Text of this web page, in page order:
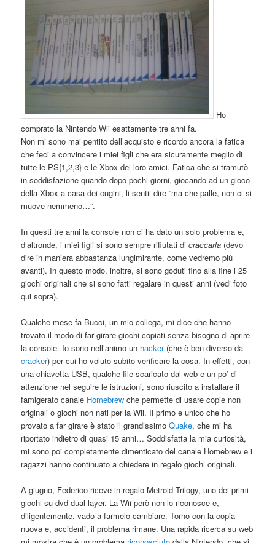
Ho
comprato la Nintendo Wii esattamente tre anni fa.
Non mi sono mai pentito dell’acquisto e ricordo ancora la fatica
che feci a convincere i miei figli che era sicuramente meglio di
tutte le PS{1,2,3} e le Xbox dei loro amici. Fatica che si tramutò
in soddisfazione quando dopo pochi giorni, giocando ad un gioco
della Xbox a casa dei cugini, li sentii dire “ma che palle, non ci si
muove nemmeno…”.
In questi tre anni la console non ci ha dato un solo problema e,
d’altronde, i miei figli si sono sempre rifiutati dicraccarla (devo
dire in maniera abbastanza lungimirante, come vedremo più
avanti). In questo modo, inoltre, si sono goduti fino alla fine i 25
giochi originali che si sono fatti regalare in questi anni (vedi foto
qui sopra).
Qualche mese fa Bucci, un mio collega, mi dice che hanno
trovato il modo di far girare giochi copiati senza bisogno di aprire
la console. Io sono nell’animo un hacker(che è ben diverso da
cracker) per cui ho voluto subito verificare la cosa. In effetti, con
una chiavetta USB, qualche file scaricato dal web e un po’ di
attenzione nel seguire le istruzioni, sono riuscito a installare il
famigerato canale Homebrew che permette di usare copie non
originali o giochi non nati per la Wii. Il primo e unico che ho
provato a far girare è stato il grandissimoQuake, che mi ha
riportato indietro di quasi 15 anni… Soddisfatta la mia curiosità,
mi sono poi completamente dimenticato del canale Homebrew e i
ragazzi hanno continuato a chiedere in regalo giochi originali.
A giugno, Federico riceve in regalo Metroid Trilogy, uno dei primi
giochi su dvd dual-layer. La Wii però non lo riconosce e,
diligentemente, vado a farmelo cambiare. Torno con la copia
nuova e, accidenti, il problema rimane. Una rapida ricerca su web